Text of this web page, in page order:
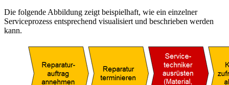
Die folgende Abbildung zeigt beispielhaft, wie ein einzelner
Serviceprozess entsprechend visualisiert und beschrieben werden
kann.